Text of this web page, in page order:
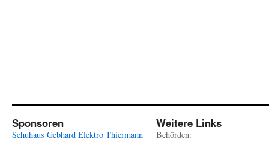
Sponsoren
Schuhaus Gebhard Elektro Thiermann
Weitere Links
Behörden: